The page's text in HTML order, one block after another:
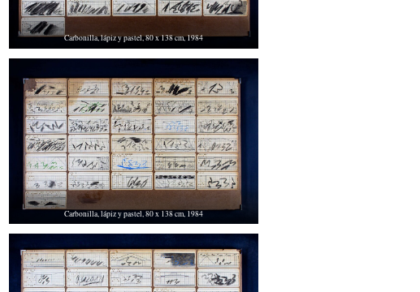
Carbonilla, lápiz y pastel, 80 x 138 cm, 1984
Carbonilla, lápiz y pastel, 80 x 138 cm, 1984